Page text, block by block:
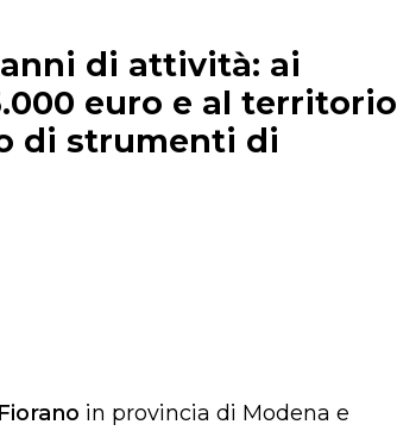
di attività: ai
euro e al territorio
di strumenti di
in provincia di Modena e